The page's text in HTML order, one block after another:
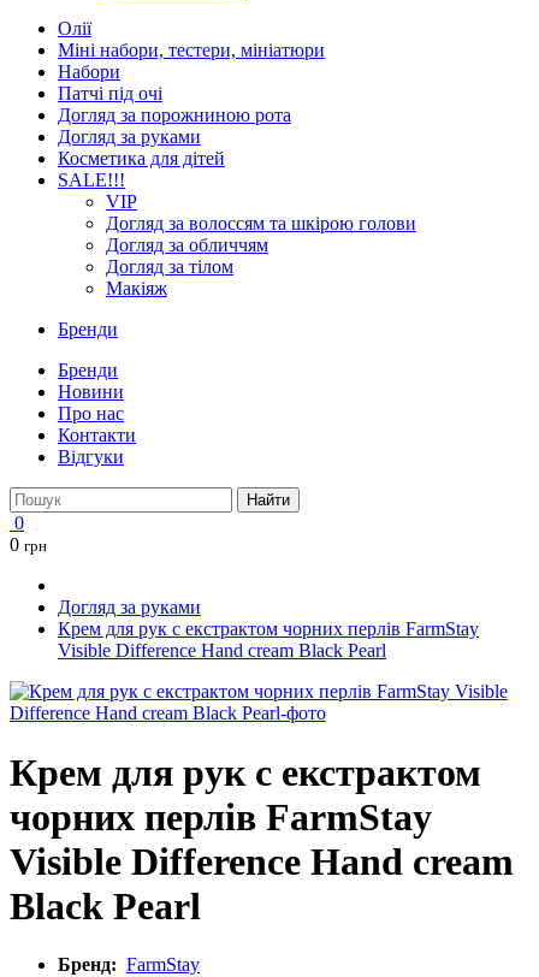
Олії
Міні набори, тестери, мініатюри
Набори
Патчі під очі
Догляд за порожниною рота
Догляд за руками
Косметика для дітей
SALE!!!
VIP
Догляд за волоссям та шкірою голови
Догляд за обличчям
Догляд за тілом
Макіяж
Бренди
Бренди
Новини
Про нас
Контакти
Відгуки
Найти
0
0 грн
Догляд за руками
Крем для рук с екстрактом чорних перлів FarmStay
Visible Difference Hand cream Black Pearl
Крем для рук с екстрактом
чорних перлів FarmStay
Visible Difference Hand cream
Black Pearl
Бренд: FarmStay